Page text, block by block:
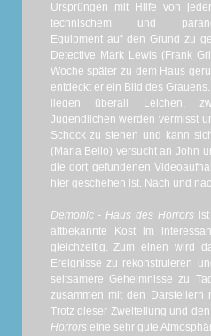
Ursprüngen mit Hilfe von
technischem und
Equipment auf den Grund zu
Detective Mark Lewis (Frank
Woche später zu dem Haus
entdeckt er ein Bild des
liegen überall Leichen,
Jugendlichen werden vermisst
Schock zu stehen und kann
(Maria Bello) versucht an John
die dort gefundenen
hier geschehen ist. Nach und
Demonic - Haus des Horrors
altbekannte Kost im
gleichzeitig. Zum einen wird
Ereignisse zu rekonstruieren
seltsamere Geheimnisse zu
zusammen mit den Darstellern
Trotz dieser Zweiteilung und
Horrors eine sehr gute